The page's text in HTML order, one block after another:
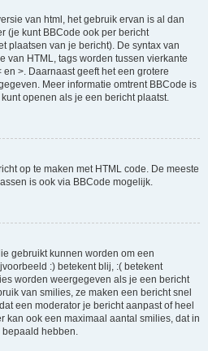
van html, het gebruik ervan is al dan
(je kunt BBCode ook per bericht
plaatsen van je bericht). De syntax van
van HTML, tags worden tussen vierkante
>. Daarnaast geeft het een grotere
Meer informatie omtrent BBCode is
openen als je een bericht plaatst.
op te maken met HTML code. De meeste
is ook via BBCode mogelijk.
gebruikt kunnen worden om een
:) betekent blij, :( betekent
worden weergegeven als je een bericht
van smilies, ze maken een bericht snel
een moderator je bericht aanpast of heel
kan ook een maximaal aantal smilies, dat in
bepaald hebben.